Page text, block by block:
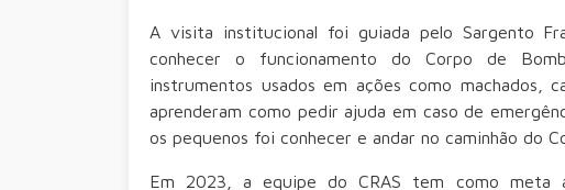
A visita institucional foi guiada pelo Sargento
conhecer o funcionamento do Corpo de
instrumentos usados em ações como machados,
aprenderam como pedir ajuda em caso de
os pequenos foi conhecer e andar no caminhão do
Em 2023, a equipe do CRAS tem como meta